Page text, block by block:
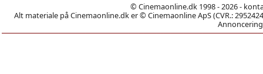
© Cinemaonline.dk 1998 - 2026 -
Alt materiale på Cinemaonline.dk er © Cinemaonline ApS (CVR.: